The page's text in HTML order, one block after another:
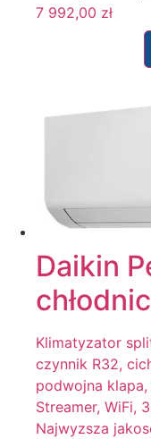
7 992,00 zł
Daikin
Klimatyzator
czynnik R32,
podwojna
Streamer, WiFi,
Najwyzsza